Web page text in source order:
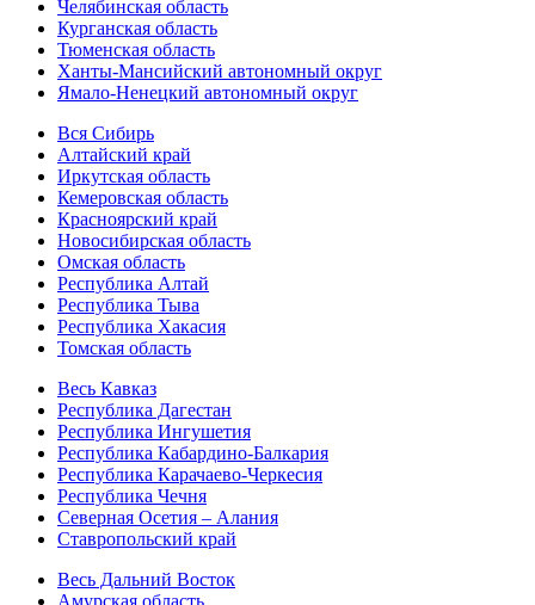
Челябинская область
Курганская область
Тюменская область
Ханты-Мансийский автономный округ
Ямало-Ненецкий автономный округ
Вся Сибирь
Алтайский край
Иркутская область
Кемеровская область
Красноярский край
Новосибирская область
Омская область
Республика Алтай
Республика Тыва
Республика Хакасия
Томская область
Весь Кавказ
Республика Дагестан
Республика Ингушетия
Республика Кабардино-Балкария
Республика Карачаево-Черкесия
Республика Чечня
Северная Осетия – Алания
Ставропольский край
Весь Дальний Восток
Амурская область